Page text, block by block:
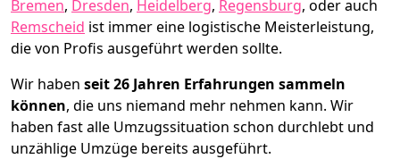
Bremen, Dresden, Heidelberg, Regensburg, oder auch
Remscheid ist immer eine logistische Meisterleistung,
die von Profis ausgeführt werden sollte.
Wir haben seit26 Jahren Erfahrungen sammeln
können, die uns niemand mehr nehmen kann. Wir
haben fast alle Umzugssituation schon durchlebt und
unzählige Umzüge bereits ausgeführt.